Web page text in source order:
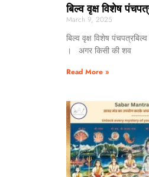
बिल्व वृक्ष विशेष
March 9, 2025
बिल्व वृक्ष विशेष
। अगर किसी की शव
Read More »